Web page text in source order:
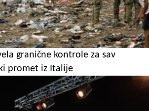
granične kontrole za sav
promet iz Italije